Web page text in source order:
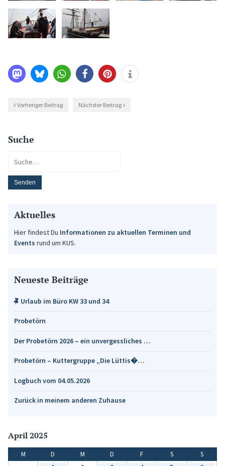
Vorheriger Beitrag Nächster Beitrag
Suche
Aktuelles
Hier findest Du Informationen zu aktuellen Terminen und
Events rund um KUS.
Neueste Beiträge
Urlaub im Büro KW 33 und 34
Probetörn
Der Probetörn 2026 – ein unvergessliches …
Probetörn – Kuttergruppe „Die Lüttis�…
Logbuch vom 04.05.2026
Zurück in meinem anderen Zuhause
April 2025
M D M D F S
S